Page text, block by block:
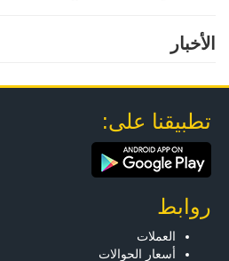
الأخبار
تطبيقنا على:
روابط
العملات
أسعار الحوالات